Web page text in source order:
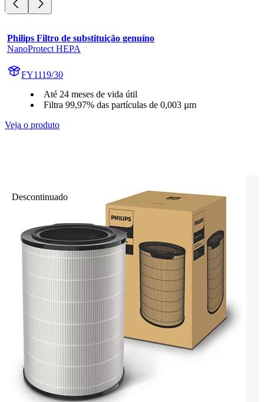
Philips Filtro de substituição genuíno
NanoProtect HEPA
FY1119/30
Até 24 meses de vida útil
Filtra 99,97% das partículas de 0,003 µm
Veja o produto
Descontinuado